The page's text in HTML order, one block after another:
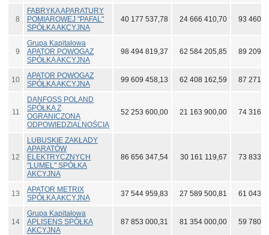
8
FABRYKA APARATURY
POMIAROWEJ "PAFAL"
SPÓŁKA AKCYJNA
40 177 537,78 24 666 410,70 93 460
9
Grupa Kapitałowa
APATOR POWOGAZ
SPÓŁKA AKCYJNA
98 494 819,37 62 584 205,85 89 209
10
APATOR POWOGAZ
SPÓŁKA AKCYJNA
99 609 458,13 62 408 162,59 87 271
11
DANFOSS POLAND
SPÓŁKA Z
OGRANICZONĄ
ODPOWIEDZIALNOŚCIĄ
52 253 600,00 21 163 900,00 74 316
12
LUBUSKIE ZAKŁADY
APARATÓW
ELEKTRYCZNYCH
"LUMEL" SPÓŁKA
AKCYJNA
86 656 347,54 30 161 119,67 73 833
13
APATOR METRIX
SPÓŁKA AKCYJNA
37 544 959,83 27 589 500,81 61 043
14
Grupa Kapitałowa
APLISENS SPÓŁKA
AKCYJNA
87 853 000,31 81 354 000,00 59 780